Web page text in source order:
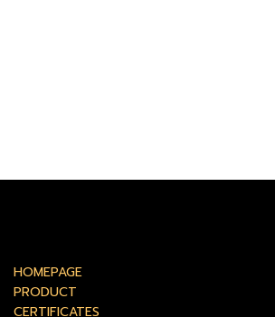
HOMEPAGE
PRODUCT
CERTIFICATES